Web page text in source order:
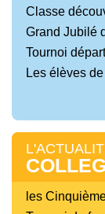
Classe
Grand Jubilé
Tournoi
Les élèves
les